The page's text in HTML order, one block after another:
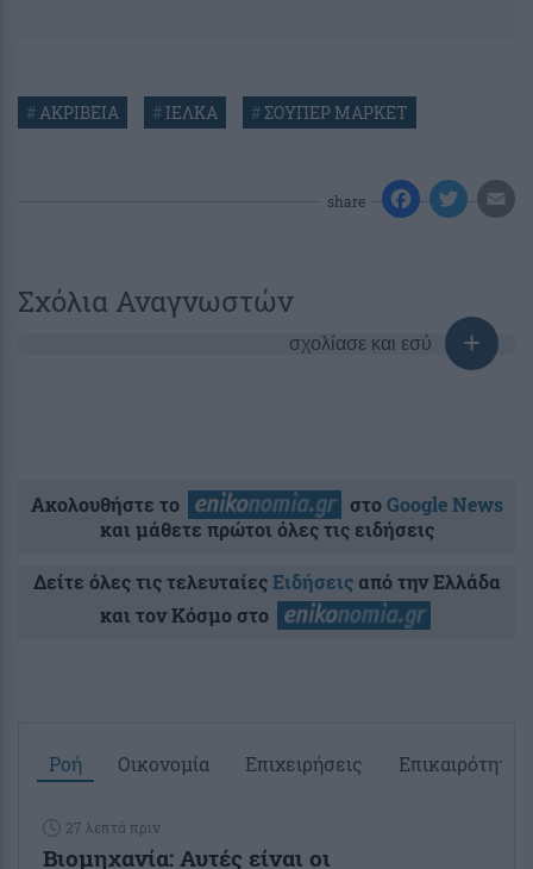
#ΑΚΡΙΒΕΙΑ #ΙΕΛΚΑ #ΣΟΥΠΕΡ ΜΑΡΚΕΤ
share
Σχόλια Αναγνωστών
σχολίασε και εσύ
Ακολουθήστε το στοGoogle News
και μάθετε πρώτοι όλες τις ειδήσεις
Δείτε όλες τις τελευταίεςΕιδήσειςαπό την Ελλάδα
και τον Κόσμο στο
Ροή Οικονομία Επιχειρήσεις Επικαιρότητα
27 λεπτά πριν
Βιομηχανία: Αυτές είναι οι